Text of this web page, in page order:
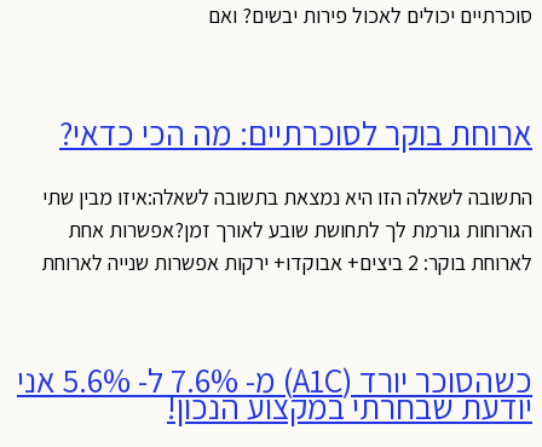
סוכרתיים יכולים לאכול פירות יבשים? ואם
ארוחת בוקר לסוכרתיים: מה הכי כדאי?
התשובה לשאלה הזו היא נמצאת בתשובה לשאלה:איזו מבין שתי
הארוחות גורמת לך לתחושת שובע לאורך זמן?אפשרות אחת
לארוחת בוקר: 2 ביצים+ אבוקדו+ ירקות אפשרות שנייה לארוחת
כשהסוכר יורד (A1C) מ- 7.6% ל- 5.6% אני
יודעת שבחרתי במקצוע הנכון!